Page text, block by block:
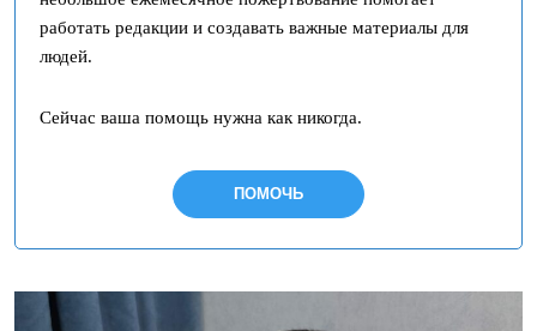
работать редакции и создавать важные материалы для
людей.
Сейчас ваша помощь нужна как никогда.
ПОМОЧЬ